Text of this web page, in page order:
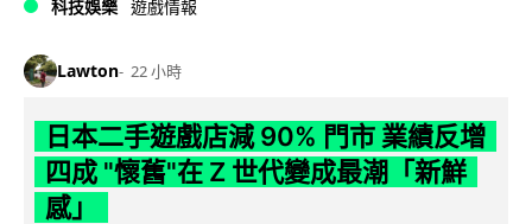
科技娛樂 遊戲情報
Lawton 22 小時
日本二手遊戲店減 90% 門市 業績反增
四成 "懷舊"在 Z 世代變成最潮「新鮮
感」